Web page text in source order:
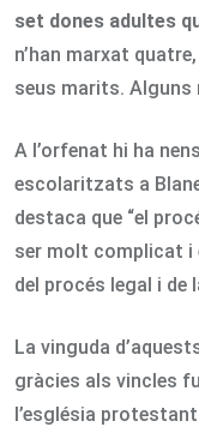
set dones adultes
n’han marxat
seus marits. Alguns
A l’orfenat hi ha
escolaritzats a
destaca que “el
ser molt complicat i
del procés legal i de
La vinguda
gràcies als vincles
l’església